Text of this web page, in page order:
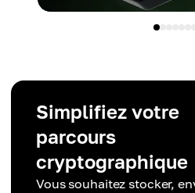
Simplifiez votre
parcours
cryptographique
Vous souhaitez stocker,